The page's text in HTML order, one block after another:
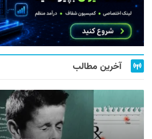
آخرین مطالب